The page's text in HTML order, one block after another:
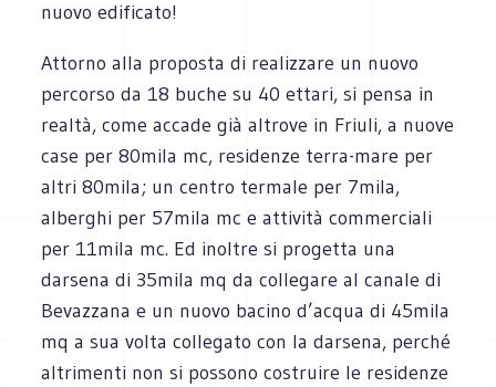
nuovo edificato!
Attorno alla proposta di realizzare un nuovo
percorso da 18 buche su 40 ettari, si pensa in
realtà, come accade già altrove in Friuli, a nuove
case per 80mila mc, residenze terra-mare per
altri 80mila; un centro termale per 7mila,
alberghi per 57mila mc e attività commerciali
per 11mila mc. Ed inoltre si progetta una
darsena di 35mila mq da collegare al canale di
Bevazzana e un nuovo bacino d’acqua di 45mila
mq a sua volta collegato con la darsena, perché
altrimenti non si possono costruire le residenze